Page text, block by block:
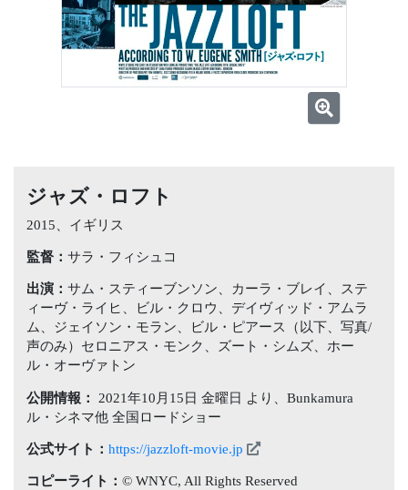
ジャズ・ロフト
2015、イギリス
監督：サラ・フィシュコ
出演：サム・スティーブンソン、カーラ・ブレイ、ステ
ィーヴ・ライヒ、ビル・クロウ、デイヴィッド・アムラ
ム、ジェイソン・モラン、ビル・ピアース（以下、写真/
声のみ）セロニアス・モンク、ズート・シムズ、ホー
ル・オーヴァトン
公開情報：
2021年10月15日 金曜日 より、Bunkamura
ル・シネマ他 全国ロードショー
公式サイト：https://jazzloft-movie.jp
コピーライト：© WNYC, All Rights Reserved